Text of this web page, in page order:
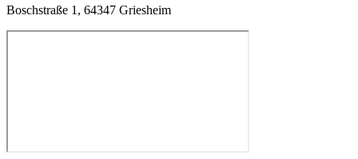
Boschstraße 1, 64347 Griesheim